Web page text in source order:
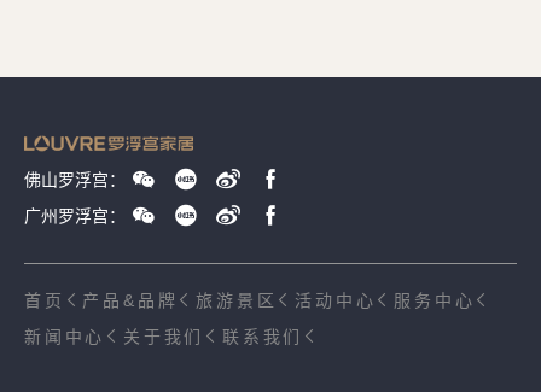
佛山罗浮宫：
广州罗浮宫：
首页 产品&品牌 旅游景区 活动中心
服务中心
新闻中心
关于我们 联系我们